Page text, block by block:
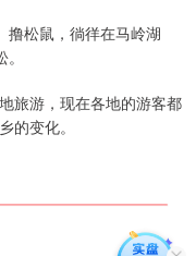
撸松鼠，徜徉在马岭湖
旅游，现在各地的游客都
的变化。